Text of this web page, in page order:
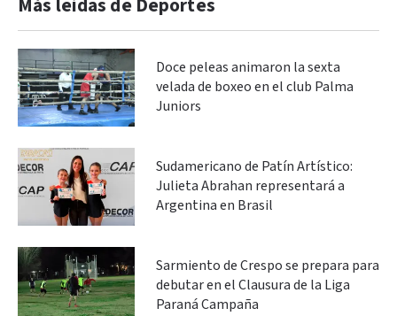
Más leidas de Deportes
Doce peleas animaron la sexta
velada de boxeo en el club Palma
Juniors
Sudamericano de Patín Artístico:
Julieta Abrahan representará a
Argentina en Brasil
Sarmiento de Crespo se prepara para
debutar en el Clausura de la Liga
Paraná Campaña